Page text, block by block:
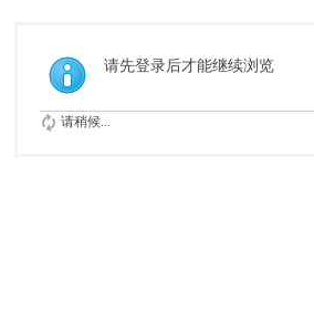
请先登录后才能继续浏览
请稍候...